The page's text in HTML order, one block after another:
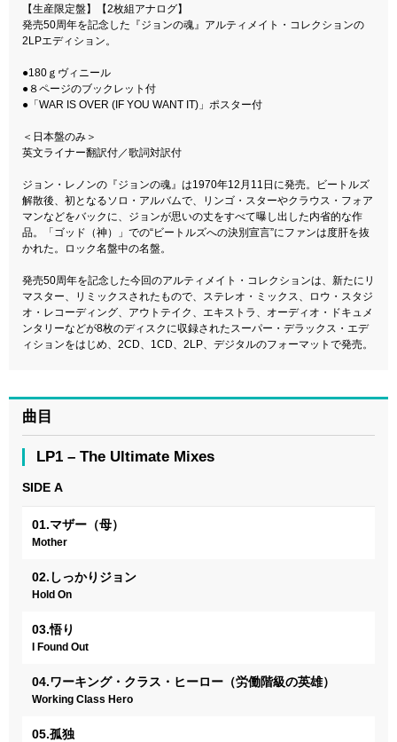
【生産限定盤】【2枚組アナログ】
発売50周年を記念した『ジョンの魂』アルティメイト・コレクションの
2LPエディション。
●180ｇヴィニール
●８ページのブックレット付
●「WAR IS OVER (IF YOU WANT IT)」ポスター付
＜日本盤のみ＞
英文ライナー翻訳付／歌詞対訳付
ジョン・レノンの『ジョンの魂』は1970年12月11日に発売。ビートルズ
解散後、初となるソロ・アルバムで、リンゴ・スターやクラウス・フォア
マンなどをバックに、ジョンが思いの丈をすべて曝し出した内省的な作
品。「ゴッド（神）」での“ビートルズへの決別宣言”にファンは度肝を抜
かれた。ロック名盤中の名盤。
発売50周年を記念した今回のアルティメイト・コレクションは、新たにリ
マスター、リミックスされたもので、ステレオ・ミックス、ロウ・スタジ
オ・レコーディング、アウトテイク、エキストラ、オーディオ・ドキュメ
ンタリーなどが8枚のディスクに収録されたスーパー・デラックス・エデ
ィションをはじめ、2CD、1CD、2LP、デジタルのフォーマットで発売。
曲目
LP1 – The Ultimate Mixes
SIDE A
01.マザー（母）
Mother
02.しっかりジョン
Hold On
03.悟り
I Found Out
04.ワーキング・クラス・ヒーロー（労働階級の英雄）
Working Class Hero
05.孤独